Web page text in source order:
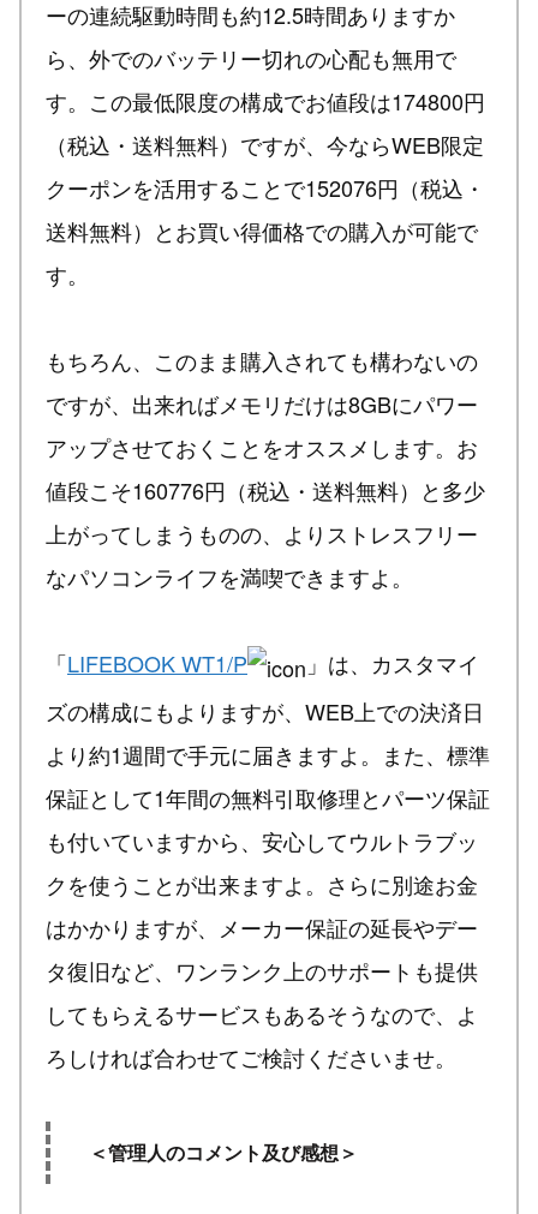
ーの連続駆動時間も約12.5時間ありますか
ら、外でのバッテリー切れの心配も無用で
す。この最低限度の構成でお値段は174800円
（税込・送料無料）ですが、今ならWEB限定
クーポンを活用することで152076円（税込・
送料無料）とお買い得価格での購入が可能で
す。
もちろん、このまま購入されても構わないの
ですが、出来ればメモリだけは8GBにパワー
アップさせておくことをオススメします。お
値段こそ160776円（税込・送料無料）と多少
上がってしまうものの、よりストレスフリー
なパソコンライフを満喫できますよ。
「LIFEBOOK WT1/P
」は、カスタマイ
ズの構成にもよりますが、WEB上での決済日
より約1週間で手元に届きますよ。また、標準
保証として1年間の無料引取修理とパーツ保証
も付いていますから、安心してウルトラブッ
クを使うことが出来ますよ。さらに別途お金
はかかりますが、メーカー保証の延長やデー
タ復旧など、ワンランク上のサポートも提供
してもらえるサービスもあるそうなので、よ
ろしければ合わせてご検討くださいませ。
＜管理人のコメント及び感想＞